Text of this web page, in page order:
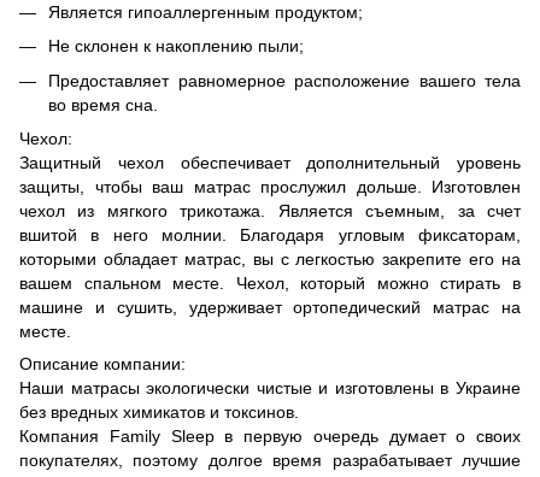
Является гипоаллергенным продуктом;
Не склонен к накоплению пыли;
Предоставляет равномерное расположение вашего тела
во время сна.
Чехол:
Защитный чехол обеспечивает дополнительный уровень
защиты, чтобы ваш матрас прослужил дольше. Изготовлен
чехол из мягкого трикотажа. Является съемным, за счет
вшитой в него молнии. Благодаря угловым фиксаторам,
которыми обладает матрас, вы с легкостью закрепите его на
вашем спальном месте. Чехол, который можно стирать в
машине и сушить, удерживает ортопедический матрас на
месте.
Описание компании:
Наши матрасы экологически чистые и изготовлены в Украине
без вредных химикатов и токсинов.
Компания Family Sleep в первую очередь думает о своих
покупателях, поэтому долгое время разрабатывает лучшие